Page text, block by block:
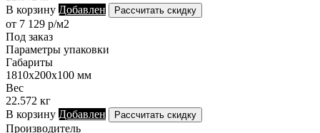
В корзину Добавлен Рассчитать скидку
от 7 129 р/м2
Под заказ
Параметры упаковки
Габариты
1810х200х100 мм
Вес
22.572 кг
В корзину Добавлен Рассчитать скидку
Производитель